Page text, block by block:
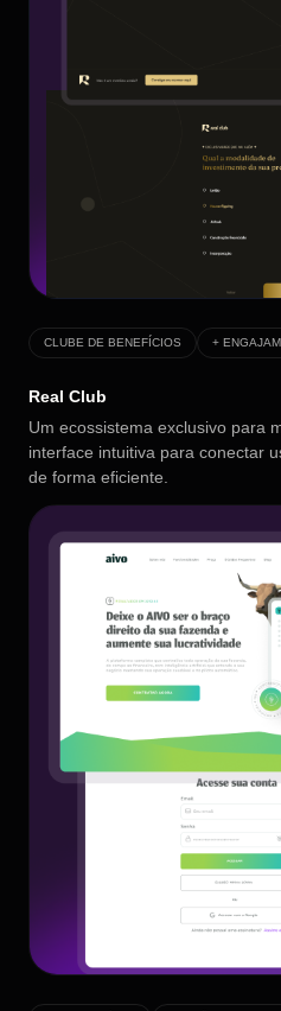
CLUBE DE BENEFÍCIOS +
Real Club
Um ecossistema exclusivo para
interface intuitiva para conectar
de forma eficiente.